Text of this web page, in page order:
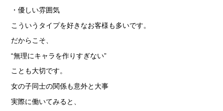
・優しい雰囲気
こういうタイプを好きなお客様も多いです。
だからこそ、
“無理にキャラを作りすぎない”
ことも大切です。
女の子同士の関係も意外と大事
実際に働いてみると、